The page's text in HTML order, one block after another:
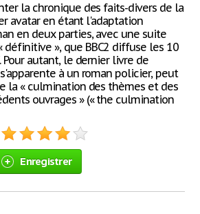
la chronique des faits-divers de la
avatar en étant l'adaptation
en deux parties, avec une suite
définitive », que BBC2 diffuse les 10
Pour autant, le dernier livre de
à un roman policier, peut
la « culmination des thèmes et des
ouvrages » (« the culmination
Enregistrer